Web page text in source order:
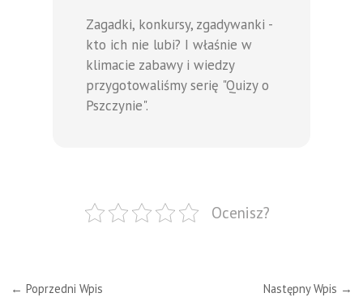
Zagadki, konkursy, zgadywanki -
kto ich nie lubi? I właśnie w
klimacie zabawy i wiedzy
przygotowaliśmy serię "Quizy o
Pszczynie".
Ocenisz?
← Poprzedni Wpis Następny Wpis →